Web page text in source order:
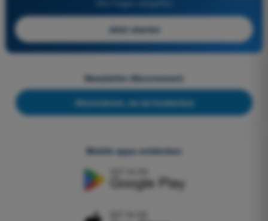
Alle Fragen inbegriffen
Jetzt starten
Newsletter-Abonnement
Abonnieren, es ist kostenlos
Mobile apps entdecken